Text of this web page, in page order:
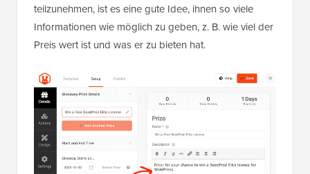
teilzunehmen, ist es eine gute Idee, ihnen so viele
Informationen wie möglich zu geben, z. B. wie viel der
Preis wert ist und was er zu bieten hat.